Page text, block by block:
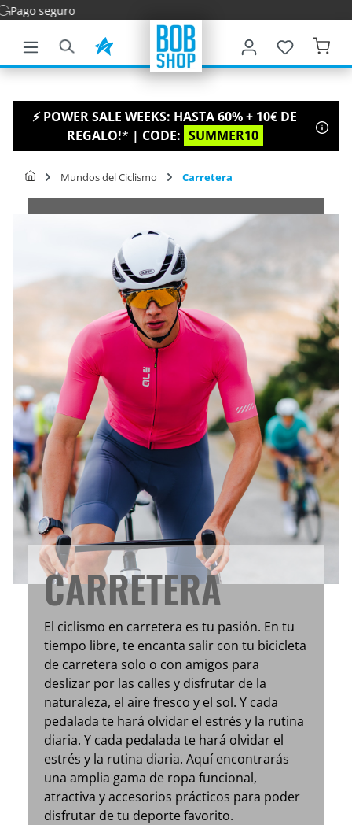
principal
⚡ POWER SALE WEEKS: HASTA 60% + 10€ DE
REGALO!* | CODE: SUMMER10
Mundos del Ciclismo Carretera
CARRETERA
El ciclismo en carretera es tu pasión. En tu
tiempo libre, te encanta salir con tu bicicleta
de carretera solo o con amigos para
deslizar por las calles y disfrutar de la
naturaleza, el aire fresco y el sol. Y cada
pedalada te hará olvidar el estrés y la rutina
diaria. Y cada pedalada te hará olvidar el
estrés y la rutina diaria. Aquí encontrarás
una amplia gama de ropa funcional,
atractiva y accesorios prácticos para poder
disfrutar de tu deporte favorito.